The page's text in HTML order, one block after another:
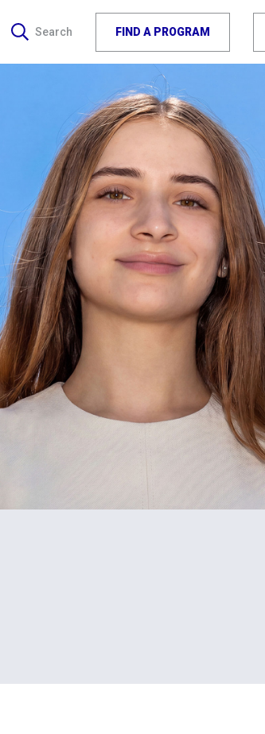
Search FIND A PROGRAM
Ratings 2026